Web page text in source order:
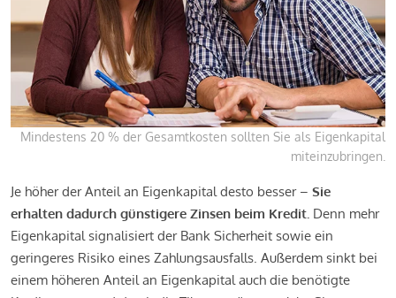
Mindestens 20 % der Gesamtkosten sollten Sie als Eigenkapital
miteinzubringen.
Je höher der Anteil an Eigenkapital desto besser – Sie
erhalten dadurch günstigere Zinsen beim Kredit. Denn mehr
Eigenkapital signalisiert der Bank Sicherheit sowie ein
geringeres Risiko eines Zahlungsausfalls. Außerdem sinkt bei
einem höheren Anteil an Eigenkapital auch die benötigte